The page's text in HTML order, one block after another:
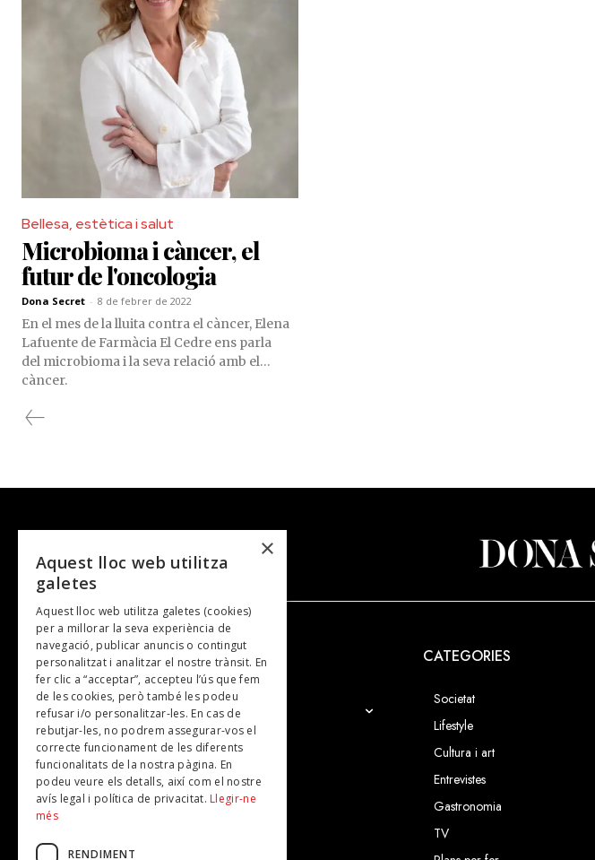
i Cellab, busca apropar a la comunitat
científica i a la ciutadania els darrers
avenços en immunoteràpia i microbiota
aplicats a l’oncologia.
Bellesa, estètica i salut
Microbioma i càncer, el
futur de l'oncologia
Dona Secret - 8 de febrer de 2022
En el mes de la lluita contra el càncer, Elena
Lafuente de Farmàcia El Cedre ens parla
del microbioma i la seva relació amb el
càncer.
NOSALTRES
El Grup
Contacte
Subscripcions
Publicitat
CATEGORIES
Societat
Lifestyle
Cultura i art
Entrevistes
Gastronomia
TV
×
Aquest lloc web utilitza
galetes
Aquest lloc web utilitza galetes (cookies)
per a millorar la seva experiència de
navegació, publicar anuncis o contingut
personalitzat i analitzar el nostre trànsit. En
fer clic a “acceptar”, accepteu l’ús que fem
de les cookies, però també les podeu
refusar i/o personalitzar-les. En cas de
rebutjar-les, no podrem assegurar-vos el
correcte funcionament de les diferents
funcionalitats de la nostra pàgina. En
podeu veure els detalls, així com el nostre
avís legal i política de privacitat. Llegir-ne
més
RENDIMENT